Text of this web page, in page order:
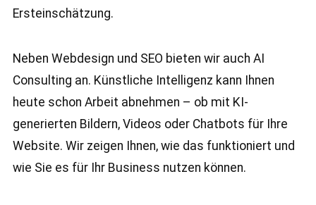
Ersteinschätzung.
Neben Webdesign und SEO bieten wir auch AI
Consulting an. Künstliche Intelligenz kann Ihnen
heute schon Arbeit abnehmen – ob mit KI-
generierten Bildern, Videos oder Chatbots für Ihre
Website. Wir zeigen Ihnen, wie das funktioniert und
wie Sie es für Ihr Business nutzen können.